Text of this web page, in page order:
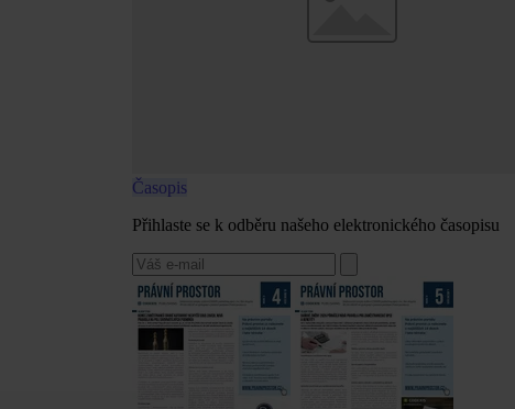
Časopis
Přihlaste se k odběru našeho elektronického časopisu